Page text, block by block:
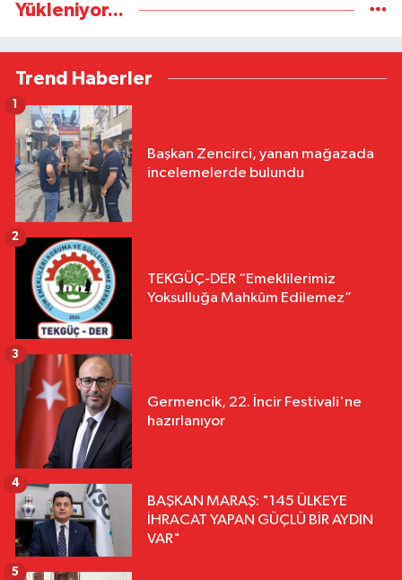
Yükleniyor...
Trend Haberler
Başkan Zencirci, yanan mağazada
incelemelerde bulundu
TEKGÜÇ-DER “Emeklilerimiz
Yoksulluğa Mahkûm Edilemez”
2
Germencik, 22. İncir Festivali'ne
hazırlanıyor
3
BAŞKAN MARAŞ: "145 ÜLKEYE
İHRACAT YAPAN GÜÇLÜ BİR AYDIN
VAR"
4
5